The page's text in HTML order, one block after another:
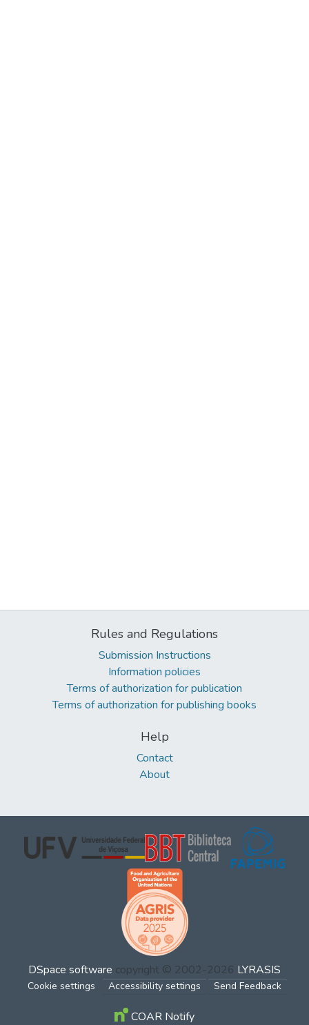
Rules and Regulations
Submission Instructions
Information policies
Terms of authorization for publication
Terms of authorization for publishing books
Help
Contact
About
DSpace software copyright © 2002-2026 LYRASIS
Cookie settings Accessibility settings Send Feedback
COAR Notify